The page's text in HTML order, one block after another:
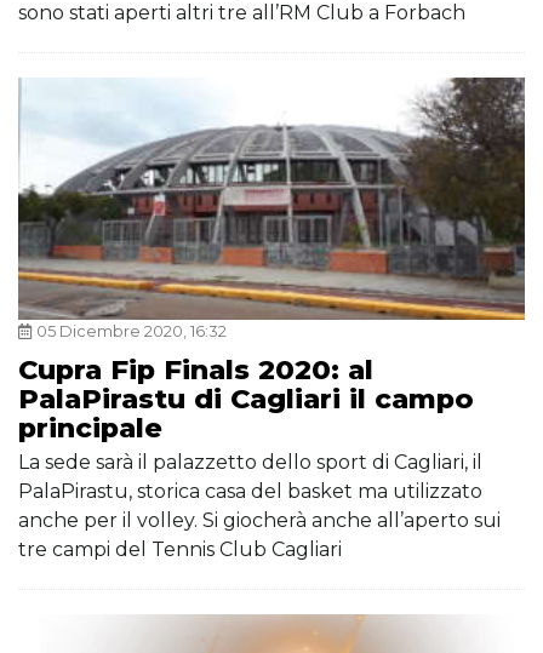
sono stati aperti altri tre all’RM Club a Forbach
05 Dicembre 2020, 16:32
Cupra Fip Finals 2020: al
PalaPirastu di Cagliari il campo
principale
La sede sarà il palazzetto dello sport di Cagliari, il
PalaPirastu, storica casa del basket ma utilizzato
anche per il volley. Si giocherà anche all’aperto sui
tre campi del Tennis Club Cagliari